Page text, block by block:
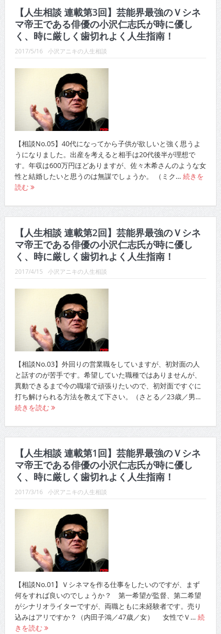
【人生相談 連載第3回】芸能界最強のＶシネ
マ帝王である俳優の小沢仁志氏が時に優し
く、時に厳しく歯切れよく人生指南！
2017/5/16 小沢アニキの人生相談
【相談No.05】40代になってから子供が欲しいと強く思うよ
うになりました。出産を考えると相手は20代後半が理想で
す。年収は600万円ほどありますが、佐々木希さんのような女
性と結婚したいと思うのは無謀でしょうか。 （ミク… 続きを
読む
【人生相談 連載第2回】芸能界最強のＶシネ
マ帝王である俳優の小沢仁志氏が時に優し
く、時に厳しく歯切れよく人生指南！
2017/4/15 小沢アニキの人生相談
【相談No.03】外回りの営業職をしていますが、初対面の人
と話すのが苦手です。希望していた職種ではありませんが、
異動できるまで今の職場で頑張りたいので、初対面ですぐに
打ち解けられる方法を教えて下さい。（さとる／23歳／男…
続きを読む
【人生相談 連載第1回】芸能界最強のＶシネ
マ帝王である俳優の小沢仁志氏が時に優し
く、時に厳しく歯切れよく人生指南！
2017/3/16 小沢アニキの人生相談
【相談No.01】Ｖシネマを作る仕事をしたいのですが、まず
何をすれば良いのでしょうか？ 第一希望が監督、第二希望
がシナリオライターですが、両職ともに未経験者です。売り
込みはアリですか？（内田子鴻／47歳／女） 女性でＶ… 続
きを読む